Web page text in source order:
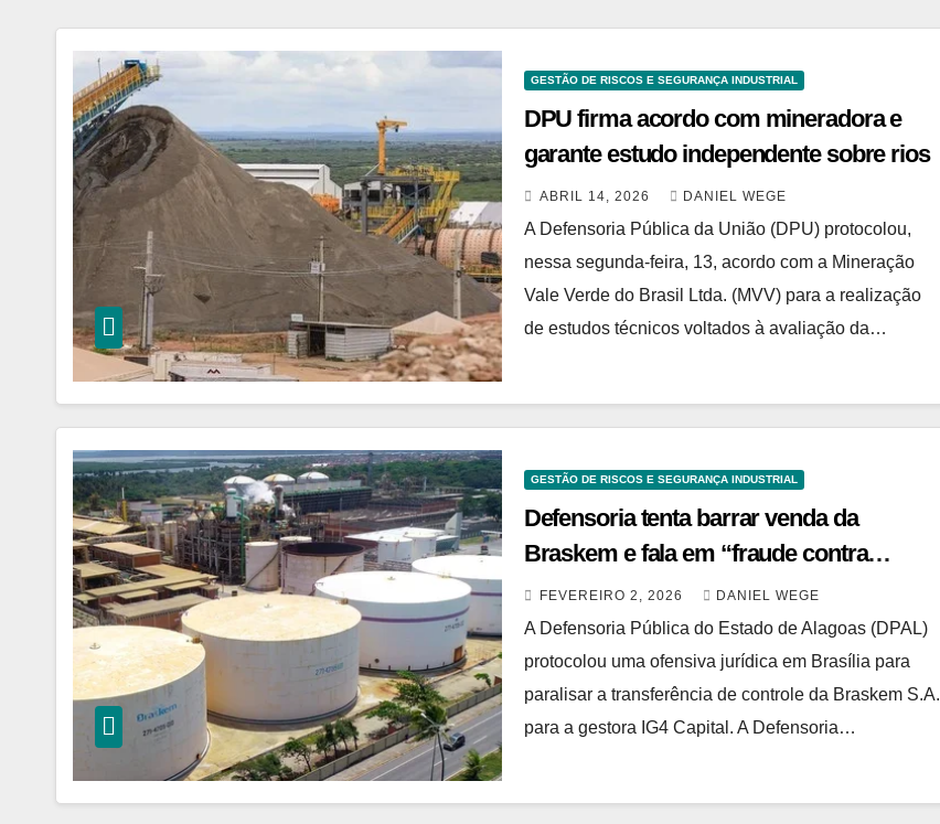
GESTÃO DE RISCOS E SEGURANÇA INDUSTRIAL
DPU firma acordo com mineradora e
garante estudo independente sobre rios
ABRIL 14, 2026 DANIEL WEGE
A Defensoria Pública da União (DPU) protocolou,
nessa segunda-feira, 13, acordo com a Mineração
Vale Verde do Brasil Ltda. (MVV) para a realização
de estudos técnicos voltados à avaliação da…
GESTÃO DE RISCOS E SEGURANÇA INDUSTRIAL
Defensoria tenta barrar venda da
Braskem e fala em “fraude contra
vítimas”
FEVEREIRO 2, 2026 DANIEL WEGE
A Defensoria Pública do Estado de Alagoas (DPAL)
protocolou uma ofensiva jurídica em Brasília para
paralisar a transferência de controle da Braskem S.A.
para a gestora IG4 Capital. A Defensoria…